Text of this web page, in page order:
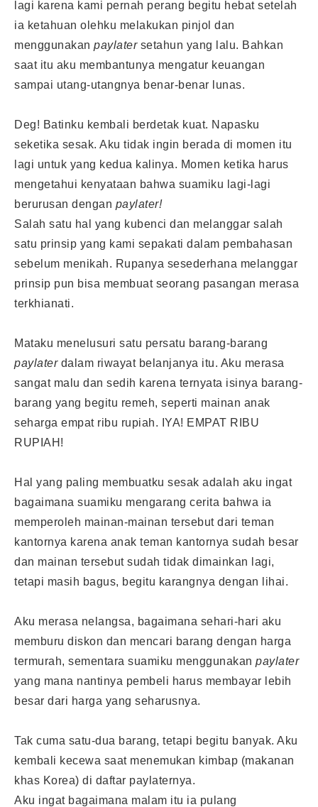
lagi karena kami pernah perang begitu hebat setelah
ia ketahuan olehku melakukan pinjol dan
menggunakan paylatersetahun yang lalu. Bahkan
saat itu aku membantunya mengatur keuangan
sampai utang-utangnya benar-benar lunas.
Deg! Batinku kembali berdetak kuat. Napasku
seketika sesak. Aku tidak ingin berada di momen itu
lagi untuk yang kedua kalinya. Momen ketika harus
mengetahui kenyataan bahwa suamiku lagi-lagi
berurusan dengan paylater!
Salah satu hal yang kubenci dan melanggar salah
satu prinsip yang kami sepakati dalam pembahasan
sebelum menikah. Rupanya sesederhana melanggar
prinsip pun bisa membuat seorang pasangan merasa
terkhianati.
Mataku menelusuri satu persatu barang-barang
paylaterdalam riwayat belanjanya itu. Aku merasa
sangat malu dan sedih karena ternyata isinya barang-
barang yang begitu remeh, seperti mainan anak
seharga empat ribu rupiah. IYA! EMPAT RIBU
RUPIAH!
Hal yang paling membuatku sesak adalah aku ingat
bagaimana suamiku mengarang cerita bahwa ia
memperoleh mainan-mainan tersebut dari teman
kantornya karena anak teman kantornya sudah besar
dan mainan tersebut sudah tidak dimainkan lagi,
tetapi masih bagus, begitu karangnya dengan lihai.
Aku merasa nelangsa, bagaimana sehari-hari aku
memburu diskon dan mencari barang dengan harga
termurah, sementara suamiku menggunakan paylater
yang mana nantinya pembeli harus membayar lebih
besar dari harga yang seharusnya.
Tak cuma satu-dua barang, tetapi begitu banyak. Aku
kembali kecewa saat menemukan kimbap (makanan
khas Korea) di daftar paylaternya.
Aku ingat bagaimana malam itu ia pulang